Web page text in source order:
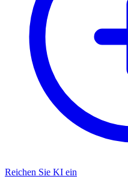
Reichen Sie KI ein